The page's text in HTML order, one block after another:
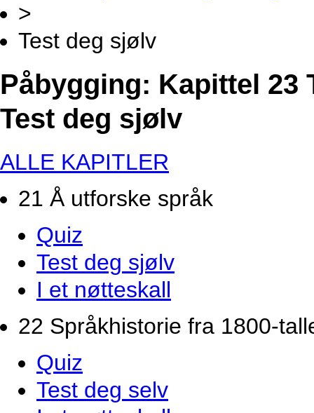
>
Test deg sjølv
Påbygging: Kapittel 23
Test deg sjølv
ALLE KAPITLER
21 Å utforske språk
Quiz
Test deg sjølv
I et nøtteskall
22 Språkhistorie fra 1800-
Quiz
Test deg selv